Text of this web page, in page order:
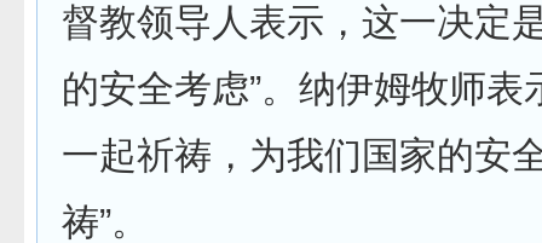
督教领导人表示，这一决定
的安全考虑”。纳伊姆牧师表
一起祈祷，为我们国家的安
祷”。